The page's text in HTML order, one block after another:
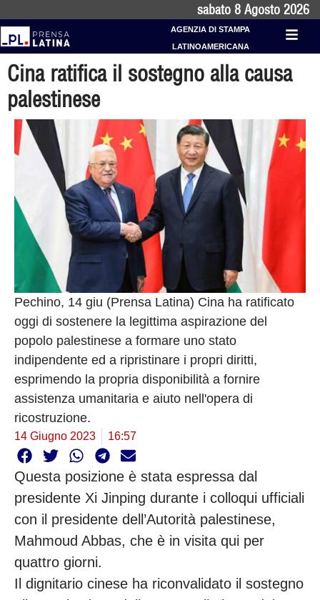
sabato 8 Agosto 2026
AGENZIA DI STAMPA
LATINOAMERICANA
Cina ratifica il sostegno alla causa
palestinese
Pechino, 14 giu (Prensa Latina) Cina ha ratificato
oggi di sostenere la legittima aspirazione del
popolo palestinese a formare uno stato
indipendente ed a ripristinare i propri diritti,
esprimendo la propria disponibilità a fornire
assistenza umanitaria e aiuto nell'opera di
ricostruzione.
14 Giugno 2023 16:57
Questa posizione è stata espressa dal
presidente Xi Jinping durante i colloqui ufficiali
con il presidente dell’Autorità palestinese,
Mahmoud Abbas, che è in visita qui per
quattro giorni.
Il dignitario cinese ha riconvalidato il sostegno